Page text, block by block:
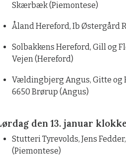
Skærbæk (Piemontese)
Åland Hereford, Ib Østergård
Solbakkens Hereford, Gill og
Vejen (Hereford)
Vældingbjerg Angus, Gitte og
6650 Brørup (Angus)
den 13. januar
Stutteri Tyrevolds, Jens
(Piemontese)